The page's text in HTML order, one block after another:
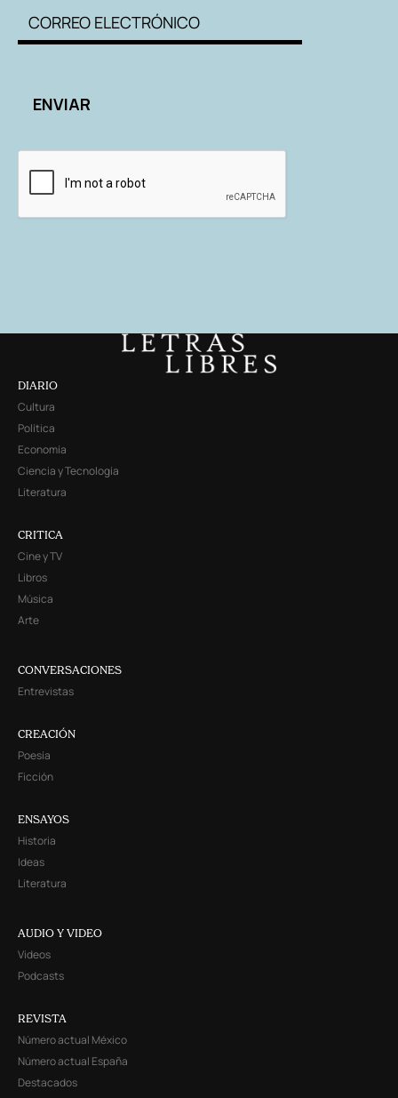
DIARIO
Cultura
Política
Economía
Ciencia y Tecnología
Literatura
CRITICA
Cine y TV
Libros
Música
Arte
CONVERSACIONES
Entrevistas
CREACIÓN
Poesía
Ficción
ENSAYOS
Historia
Ideas
Literatura
AUDIO Y VIDEO
Videos
Podcasts
REVISTA
Número actual México
Número actual España
Destacados